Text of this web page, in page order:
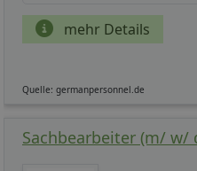
mehr Details
Quelle: germanpersonnel.de
Sachbearbeiter (m/ w/